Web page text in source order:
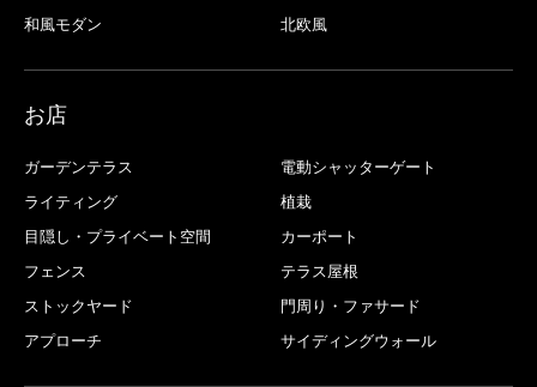
和風モダン
北欧風
お店
ガーデンテラス
電動シャッターゲート
ライティング
植栽
目隠し・プライベート空間
カーポート
フェンス
テラス屋根
ストックヤード
門周り・ファサード
アプローチ
サイディングウォール